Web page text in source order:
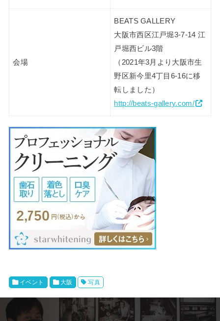
会場
BEATS GALLERY
大阪市西区江戸堀3-7-14 江
戸堀西ビル3階
（2021年3月より大阪市生
野区新今里4丁目6-16に移
転しました）
http://beats-gallery.com/
イベント 大阪 写真